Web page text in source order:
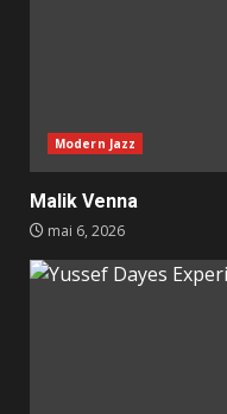
Modern Jazz
Malik Venna
mai 6, 2026